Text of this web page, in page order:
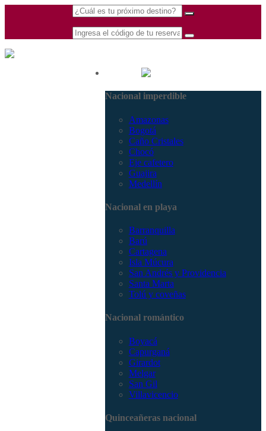
Nacional imperdible
Amazonas
Bogotá
Caño Cristales
Chocó
Eje cafetero
Guajira
Medellín
Nacional en playa
Barranquilla
Barú
Cartagena
Isla Múcura
San Andrés y Providencia
Santa Marta
Tolú y coveñas
Nacional romántico
Boyacá
Capurganá
Girardot
Melgar
San Gil
Villavicencio
Quinceañeras nacional